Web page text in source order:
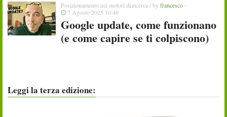
Posizionamento nei motori di ricerca/ by francesco-
7 Agosto 2025 10:46
Google update, come funzionano
(e come capire se ti colpiscono)
Leggi la terza edizione: